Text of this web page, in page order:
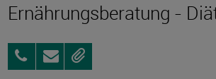
Ernährungsberatung -
0381
63703-
AnfragenMerken